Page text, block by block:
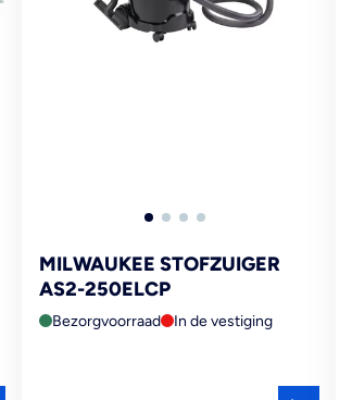
MILWAUKEE STOFZUIGER
AS2-250ELCP
Bezorgvoorraad In de vestiging